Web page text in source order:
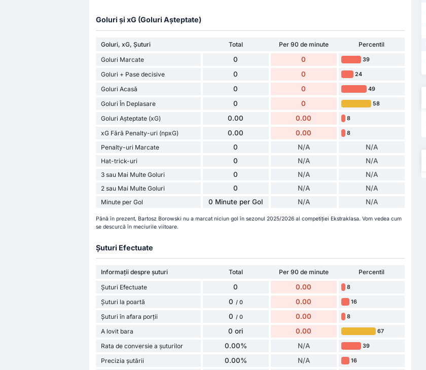
Goluri și xG (Goluri Așteptate)
Goluri, xG, Șuturi Total Per 90 de minute
Percentil
Goluri Marcate
0 0 39
Goluri + Pase decisive 0 0 24
Goluri Acasă 0 0 49
Goluri În Deplasare 0 0 58
Goluri Așteptate (xG) 0.00 0.00 8
xG Fără Penalty-uri (npxG) 0.00 0.00 8
Penalty-uri Marcate 0 N/A N/A
Hat-trick-uri 0 N/A N/A
3 sau Mai Multe Goluri 0 N/A N/A
2 sau Mai Multe Goluri 0 N/A N/A
Minute per Gol 0 Minute per Gol N/A N/A
Până în prezent, Bartosz Borowski nu a marcat niciun gol în sezonul 2025/2026 al competiției Ekstraklasa. Vom vedea cum
se descurcă în meciurile viitoare.
Șuturi Efectuate
Informații despre șuturi Total Per 90 de minute
Percentil
Șuturi Efectuate
0 0.00 8
Șuturi la poartă 0 / 0 0.00 16
Șuturi în afara porții 0 / 0 0.00 8
A lovit bara 0 ori 0.00 67
Rata de conversie a șuturilor 0.00% N/A 39
Precizia șutării 0.00% N/A 16